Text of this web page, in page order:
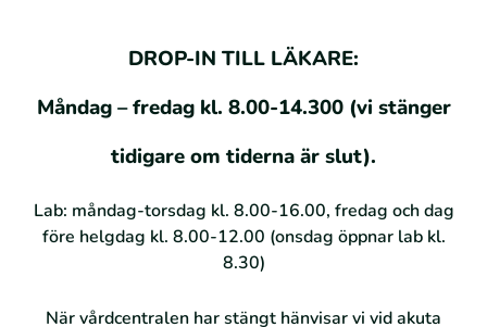
DROP-IN TILL LÄKARE:
Måndag – fredag kl. 8.00-14.300 (vi stänger
tidigare om tiderna är slut).
Lab: måndag-torsdag kl. 8.00-16.00, fredag och dag
före helgdag kl. 8.00-12.00 (onsdag öppnar lab kl.
8.30)
När vårdcentralen har stängt hänvisar vi vid akuta